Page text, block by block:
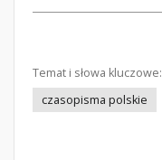
Temat i słowa kluczowe:
czasopisma polskie